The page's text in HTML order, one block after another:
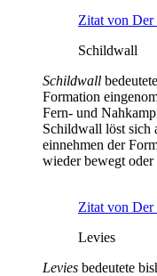
Zitat von Der
Schildwall
Schildwall
Formation
Fern- und
Schildwall löst sich
einnehmen der
wieder bewegt oder
Zitat von Der
Levies
Levies bedeutete